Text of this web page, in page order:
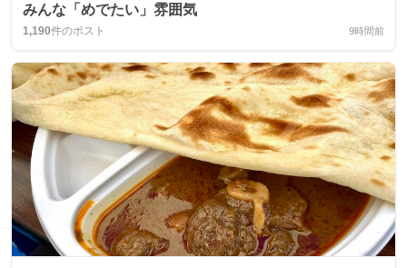
みんな「めでたい」雰囲気
1,190件のポスト 9時間前